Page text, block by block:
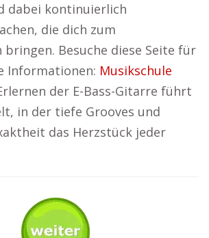
dabei kontinuierlich
die dich zum
Besuche diese Seite für
Informationen: Musikschule
der E-Bass-Gitarre führt
in der tiefe Grooves und
das Herzstück jeder